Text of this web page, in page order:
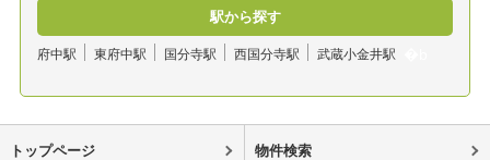
駅から探す
府中駅 東府中駅 国分寺駅 西国分寺駅 武蔵小金井駅
トップページ 物件検索